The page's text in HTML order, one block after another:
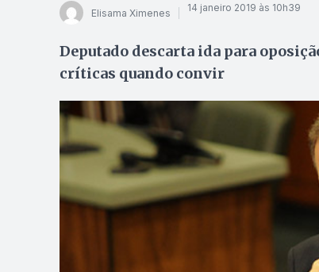
Elisama Ximenes 14 janeiro 2019 às 10h39
Deputado descarta ida para
críticas quando convir